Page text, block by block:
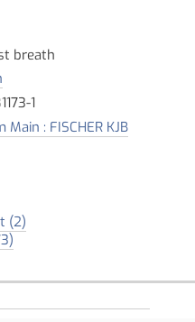
breath
1
: FISCHER KJB
(2)